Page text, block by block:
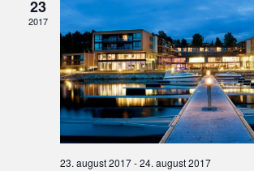
23
2017
23. august 2017-24. august 2017